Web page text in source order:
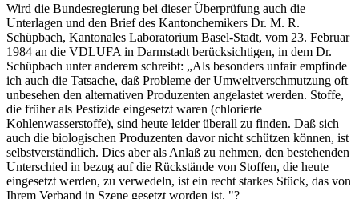
Wird die Bundesregierung bei dieser Überprüfung auch die
Unterlagen und den Brief des Kantonchemikers Dr. M. R.
Schüpbach, Kantonales Laboratorium Basel-Stadt, vom 23. Februar
1984 an die VDLUFA in Darmstadt berücksichtigen, in dem Dr.
Schüpbach unter anderem schreibt: „Als besonders unfair empfinde
ich auch die Tatsache, daß Probleme der Umweltverschmutzung oft
unbesehen den alternativen Produzenten angelastet werden. Stoffe,
die früher als Pestizide eingesetzt waren (chlorierte
Kohlenwasserstoffe), sind heute leider überall zu finden. Daß sich
auch die biologischen Produzenten davor nicht schützen können, ist
selbstverständlich. Dies aber als Anlaß zu nehmen, den bestehenden
Unterschied in bezug auf die Rückstände von Stoffen, die heute
eingesetzt werden, zu verwedeln, ist ein recht starkes Stück, das von
Ihrem Verband in Szene gesetzt worden ist. "?